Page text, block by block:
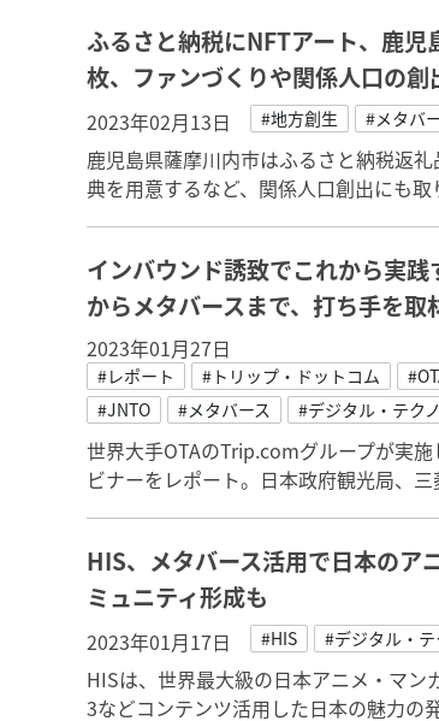
ふるさと納税にNFTアート、鹿
枚、ファンづくりや関係人口の創
2023年02月13日 #地方創生 #メタバ
鹿児島県薩摩川内市はふるさと納税返
典を用意するなど、関係人口創出にも取
インバウンド誘致でこれから実
からメタバースまで、打ち手を取
2023年01月27日
#レポート #トリップ・ドットコム
#JNTO
#メタバース #デジタル・テク
世界大手OTAのTrip.comグループが実
ビナーをレポート。日本政府観光局、
HIS、メタバース活用で日本のア
ミュニティ形成も
2023年01月17日 #HIS #デジタル・
HISは、世界最大級の日本アニメ・マ
3などコンテンツ活用した日本の魅力の